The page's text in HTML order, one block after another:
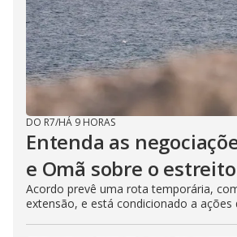
DO R7/HÁ 9 HORAS
Entenda as
e Omã sobre o
Acordo prevê uma rota temporária,
extensão, e está condicionado a ações